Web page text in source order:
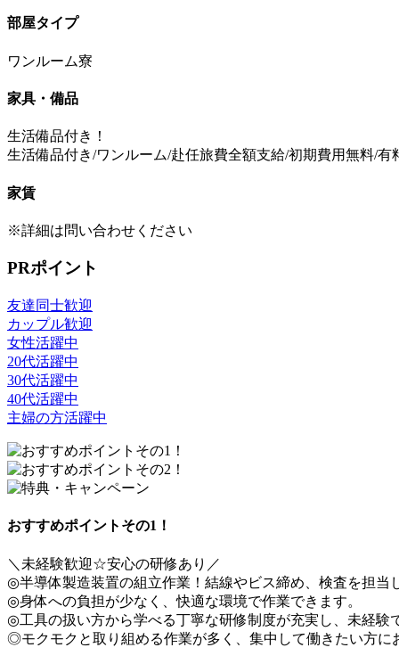
部屋タイプ
ワンルーム寮
家具・備品
生活備品付き！
生活備品付き/ワンルーム/赴任旅費全額支給/初期費用無料/有
家賃
※詳細は問い合わせください
PRポイント
友達同士歓迎
カップル歓迎
女性活躍中
20代活躍中
30代活躍中
40代活躍中
主婦の方活躍中
おすすめポイントその1！
＼未経験歓迎☆安心の研修あり／
◎半導体製造装置の組立作業！結線やビス締め、検査を担当
◎身体への負担が少なく、快適な環境で作業できます。
◎工具の扱い方から学べる丁寧な研修制度が充実し、未経験
◎モクモクと取り組める作業が多く、集中して働きたい方に